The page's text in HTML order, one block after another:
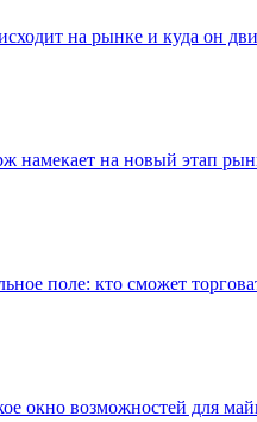
на рынке и куда он
намекает на новый этап
поле: кто сможет
окно возможностей для